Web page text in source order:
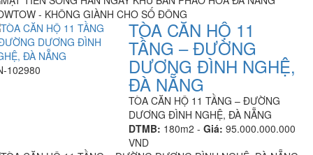
102980
TÒA CĂN HỘ 11
TẦNG – ĐƯỜNG
DƯƠNG ĐÌNH NGHỆ,
ĐÀ NẴNG
TÒA CĂN HỘ 11 TẦNG – ĐƯỜNG
DƯƠNG ĐÌNH NGHỆ, ĐÀ NẴNG
DTMB: 180m2 -Giá: 95.000.000.000
VND